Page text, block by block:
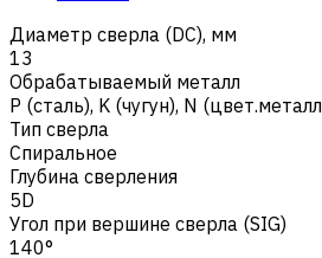
Диаметр сверла (DC), мм
13
Обрабатываемый металл
Р (сталь), K (чугун), N
Тип сверла
Спиральное
Глубина сверления
5D
Угол при вершине сверла (SIG)
140°